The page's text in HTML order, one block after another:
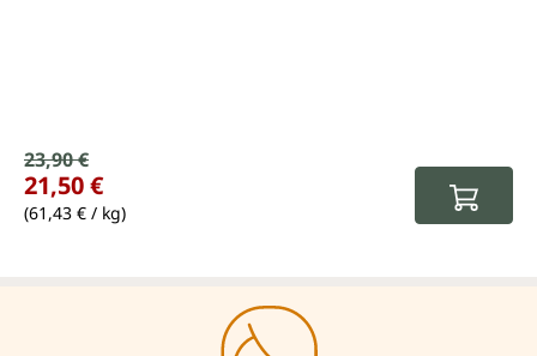
Verkaufspreis:
Regulärer Preis:
23,90 €
21,50 €
(61,43 € / kg)